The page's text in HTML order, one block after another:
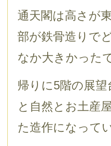
通天閣は高さが
部が鉄骨造りで
なか大きかった
帰りに5階の展
と自然とお土産
た造作になって